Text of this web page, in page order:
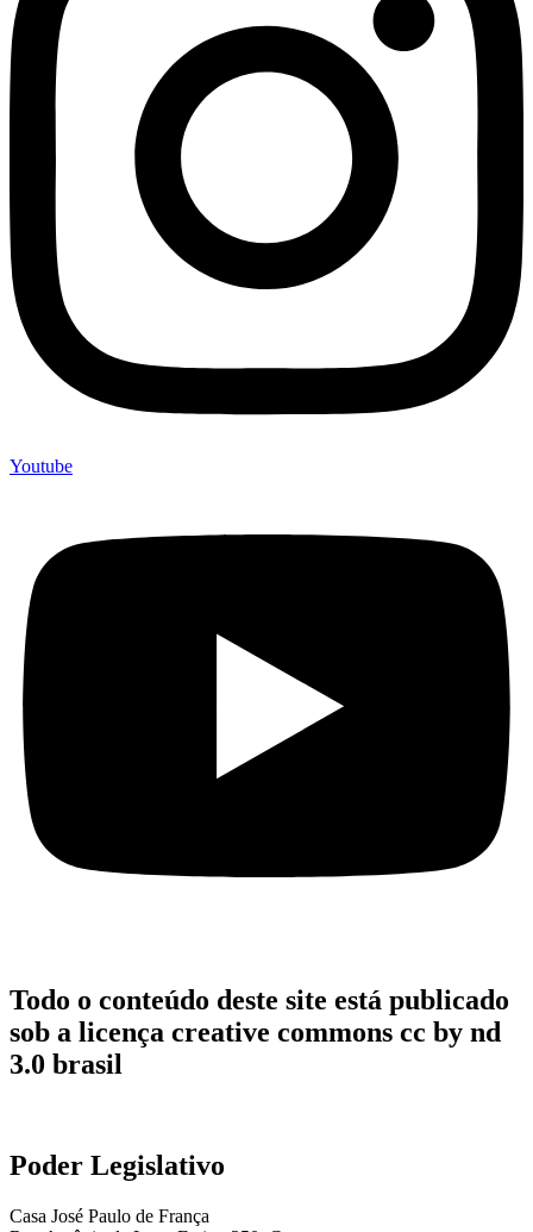
Youtube
Todo o conteúdo deste site está publicado
sob a licença creative commons cc by nd
3.0 brasil
Poder Legislativo
Casa José Paulo de França